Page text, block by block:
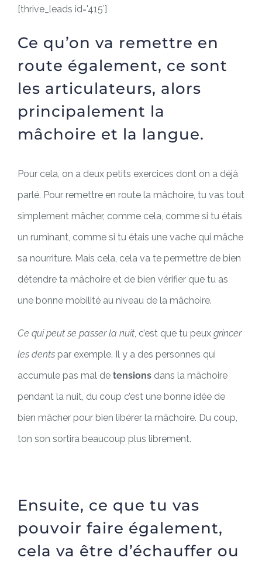
[thrive_leads id='415′]
Ce qu’on va remettre en
route également, ce sont
les articulateurs, alors
principalement la
mâchoire et la langue.
Pour cela, on a deux petits exercices dont on a déjà
parlé. Pour remettre en route la mâchoire, tu vas tout
simplement mâcher, comme cela, comme si tu étais
un ruminant, comme si tu étais une vache qui mâche
sa nourriture. Mais cela, cela va te permettre de bien
détendre ta mâchoire et de bien vérifier que tu as
une bonne mobilité au niveau de la mâchoire.
Ce qui peut se passer la nuit , c’est que tu peux grincer
les dents par exemple. Il y a des personnes qui
accumule pas mal de tensions dans la mâchoire
pendant la nuit, du coup c’est une bonne idée de
bien mâcher pour bien libérer la mâchoire. Du coup,
ton son sortira beaucoup plus librement.
Ensuite, ce que tu vas
pouvoir faire également,
cela va être d’échauffer ou